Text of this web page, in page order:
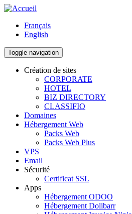
Aller
contenu
principal
Français
English
Toggle navigation
navigation
Création de sites
CORPORATE
HOTEL
BIZ DIRECTORY
CLASSIFIO
Domaines
Hébergement Web
Packs Web
Packs Web Plus
VPS
Email
Sécurité
Certificat SSL
Apps
Hébergement ODOO
Hébergement Dolibarr